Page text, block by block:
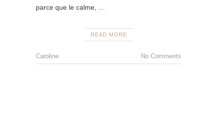
parce que le calme, …
READ MORE
Caroline No Comments